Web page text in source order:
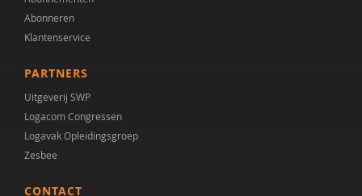
Jojanneke Bastiaansen
Sander Begeer
werkgroep behandeling CASS18+
M.L. Bezemer
E.M.A. Blijd-Hoogewys
Abonneren
Klantenservice
PARTNERS
Uitgeverij SWP
Logacom Congressen
Logavak Opleidingsgroep
Zesbee
CONTACT